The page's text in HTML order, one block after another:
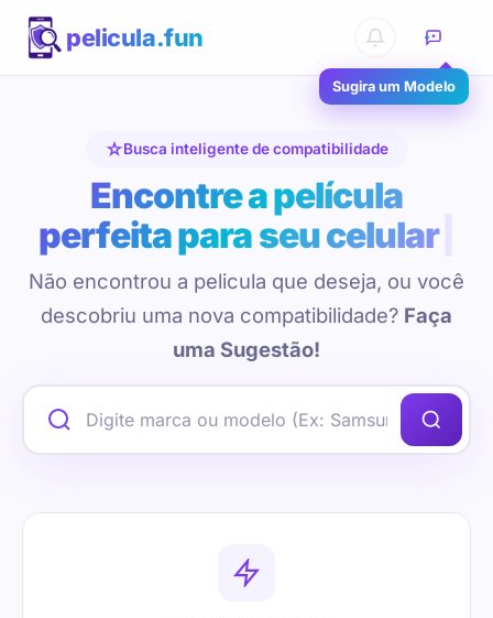
pelicula.fun
Sugira um Modelo
Busca inteligente de compatibilidade
Encontre a película
perfeita para seu celular
Não encontrou a pelicula que deseja, ou você
descobriu uma nova compatibilidade? Faça
uma Sugestão!